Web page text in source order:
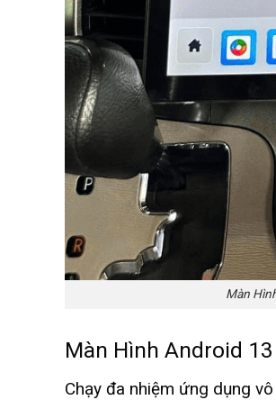
Màn
Màn Hình Android
Chạy đa nhiệm ứng dụng